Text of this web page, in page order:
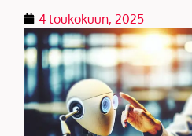
4 toukokuun, 2025